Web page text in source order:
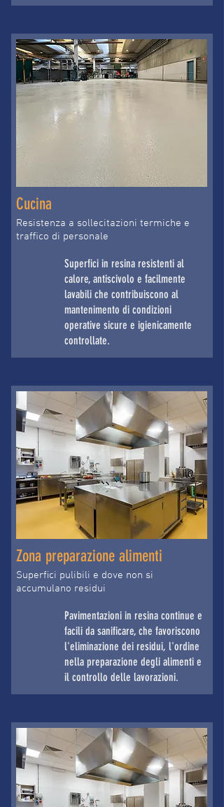
Cucina
Resistenza a sollecitazioni termiche e
traffico di personale
Superfici in resina resistenti al
calore, antiscivolo e facilmente
lavabili che contribuiscono al
mantenimento di condizioni
operative sicure e igienicamente
controllate.
Zona preparazione alimenti
Superfici pulibili e dove non si
accumulano residui
Pavimentazioni in resina continue e
facili da sanificare, che favoriscono
l'eliminazione dei residui, l'ordine
nella preparazione degli alimenti e
il controllo delle lavorazioni.